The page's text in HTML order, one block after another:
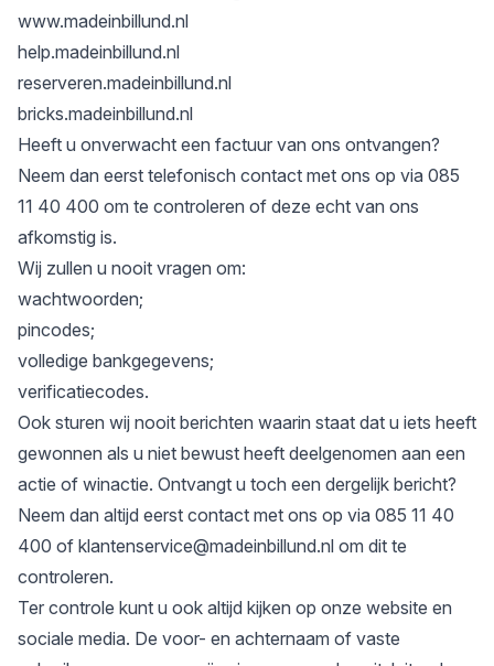
www.madeinbillund.nl
help.madeinbillund.nl
reserveren.madeinbillund.nl
bricks.madeinbillund.nl
Heeft u onverwacht een factuur van ons ontvangen?
Neem dan eerst telefonisch contact met ons op via 085
11 40 400 om te controleren of deze echt van ons
afkomstig is.
Wij zullen u nooit vragen om:
wachtwoorden;
pincodes;
volledige bankgegevens;
verificatiecodes.
Ook sturen wij nooit berichten waarin staat dat u iets heeft
gewonnen als u niet bewust heeft deelgenomen aan een
actie of winactie. Ontvangt u toch een dergelijk bericht?
Neem dan altijd eerst contact met ons op via 085 11 40
400 of klantenservice@madeinbillund.nl om dit te
controleren.
Ter controle kunt u ook altijd kijken op onze website en
sociale media. De voor- en achternaam of vaste